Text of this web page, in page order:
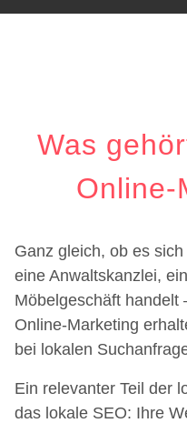
Was
Online-
Ganz gleich, ob es
eine Anwaltskanzlei,
Möbelgeschäft handelt
Online-Marketing
bei lokalen
Ein relevanter Teil der
das lokale SEO: Ihre